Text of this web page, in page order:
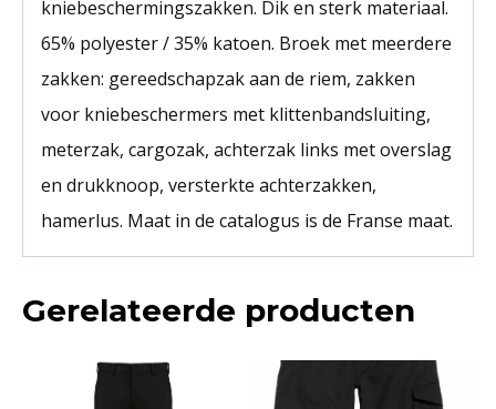
kniebeschermingszakken. Dik en sterk materiaal.
65% polyester / 35% katoen. Broek met meerdere
zakken: gereedschapzak aan de riem, zakken
voor kniebeschermers met klittenbandsluiting,
meterzak, cargozak, achterzak links met overslag
en drukknoop, versterkte achterzakken,
hamerlus. Maat in de catalogus is de Franse maat.
Gerelateerde producten